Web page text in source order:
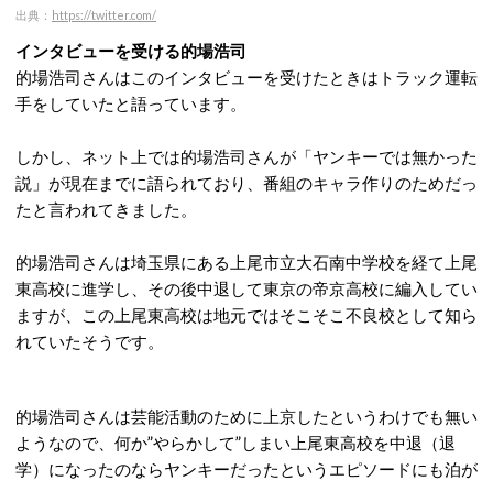
出典： https://twitter.com/
インタビューを受ける的場浩司
的場浩司さんはこのインタビューを受けたときはトラック運転
手をしていたと語っています。
しかし、ネット上では的場浩司さんが「ヤンキーでは無かった
説」が現在までに語られており、番組のキャラ作りのためだっ
たと言われてきました。
的場浩司さんは埼玉県にある上尾市立大石南中学校を経て上尾
東高校に進学し、その後中退して東京の帝京高校に編入してい
ますが、この上尾東高校は地元ではそこそこ不良校として知ら
れていたそうです。
的場浩司さんは芸能活動のために上京したというわけでも無い
ようなので、何か”やらかして”しまい上尾東高校を中退（退
学）になったのならヤンキーだったというエピソードにも泊が